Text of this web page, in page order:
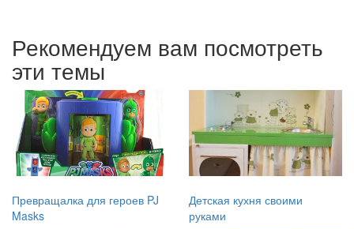
Рекомендуем вам посмотреть
эти темы
Превращалка для героев PJ
Masks
Детская кухня своими
руками